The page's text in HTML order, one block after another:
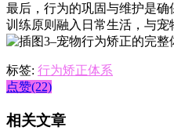
最后，行为的巩固与维护是
训练原则融入日常生活，与
标签: 行为矫正体系
点赞(22)
相关文章